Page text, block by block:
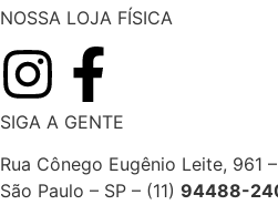
NOSSA LOJA FÍSICA
SIGA A GENTE
Rua Cônego Eugênio Leite, 961
São Paulo – SP – (11) 94488-